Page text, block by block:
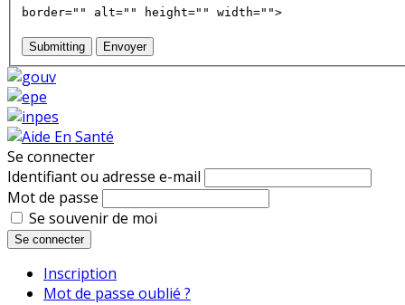
border="" alt="" height="" width="">
Submitting Envoyer
Se connecter
Identifiant ou adresse e-mail
Mot de passe
Se souvenir de moi
Se connecter
Inscription
Mot de passe oublié ?